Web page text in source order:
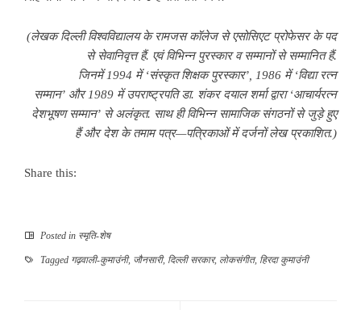
(लेखक दिल्ली विश्वविद्यालय के रामजस कॉलेज से एसोसिएट प्रोफेसर के पद
से सेवानिवृत्त हैं. एवं विभिन्न पुरस्कार व सम्मानों से सम्मानित हैं.
जिनमें1994 में‘संस्कृत शिक्षक पुरस्कार’, 1986 में‘विद्या रत्न
सम्मान’ और1989 में उपराष्ट्रपति डा. शंकर दयाल शर्मा द्वारा‘आचार्यरत्न
देशभूषण सम्मान’ से अलंकृत. साथ ही विभिन्न सामाजिक संगठनों से जुड़े हुए
हैं और देश के तमाम पत्र—पत्रिकाओं में दर्जनों लेख प्रकाशित.)
Share this:
Posted in स्मृति-शेष
Tagged गढ़वाली-कुमाउंनी, जौनसारी, दिल्ली सरकार, लोकसंगीत, हिरदा कुमाउंनी